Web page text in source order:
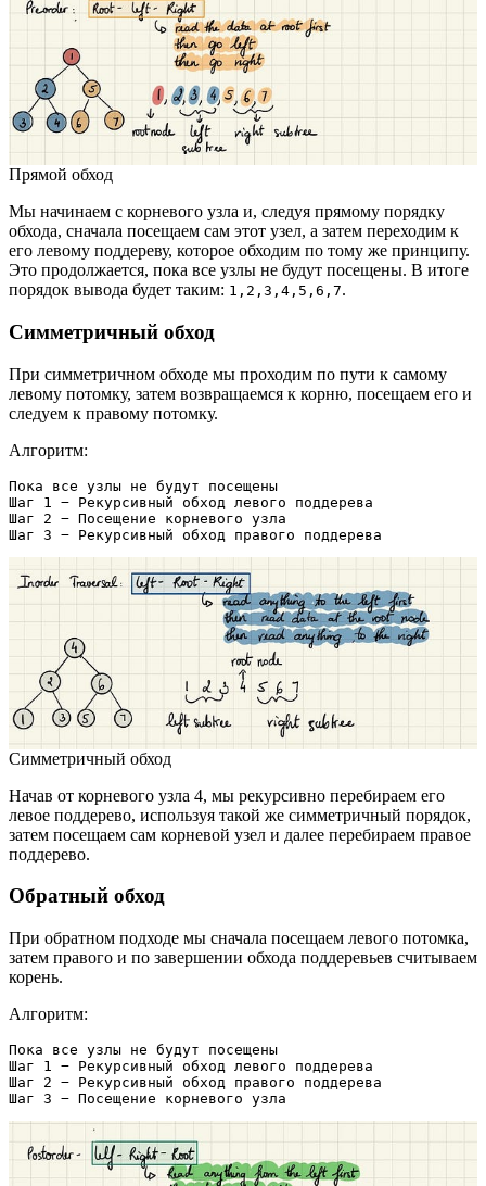
Прямой обход
Мы начинаем с корневого узла и, следуя прямому порядку
обхода, сначала посещаем сам этот узел, а затем переходим к
его левому поддереву, которое обходим по тому же принципу.
Это продолжается, пока все узлы не будут посещены. В итоге
порядок вывода будет таким: 1,2,3,4,5,6,7.
Симметричный обход
При симметричном обходе мы проходим по пути к самому
левому потомку, затем возвращаемся к корню, посещаем его и
следуем к правому потомку.
Алгоритм:
Пока все узлы не будут посещены
Шаг 1 − Рекурсивный обход левого поддерева
Шаг 2 − Посещение корневого узла
Шаг 3 − Рекурсивный обход правого поддерева
Симметричный обход
Начав от корневого узла 4, мы рекурсивно перебираем его
левое поддерево, используя такой же симметричный порядок,
затем посещаем сам корневой узел и далее перебираем правое
поддерево.
Обратный обход
При обратном подходе мы сначала посещаем левого потомка,
затем правого и по завершении обхода поддеревьев считываем
корень.
Алгоритм:
Пока все узлы не будут посещены
Шаг 1 − Рекурсивный обход левого поддерева
Шаг 2 − Рекурсивный обход правого поддерева
Шаг 3 − Посещение корневого узла